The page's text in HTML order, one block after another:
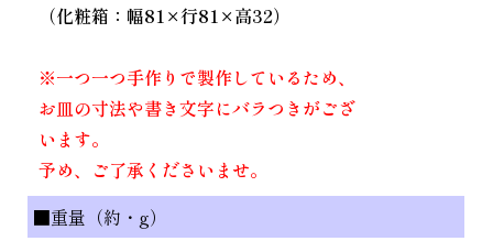
（化粧箱：幅81×行81×高32）
※一つ一つ手作りで製作しているため、
お皿の寸法や書き文字にバラつきがござ
います。
予め、ご了承くださいませ。
■重量（約・g）